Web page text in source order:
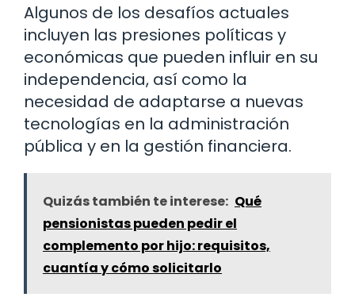
Algunos de los desafíos actuales
incluyen las presiones políticas y
económicas que pueden influir en su
independencia, así como la
necesidad de adaptarse a nuevas
tecnologías en la administración
pública y en la gestión financiera.
Quizás también te interese: Qué
pensionistas pueden pedir el
complemento por hijo: requisitos,
cuantía y cómo solicitarlo